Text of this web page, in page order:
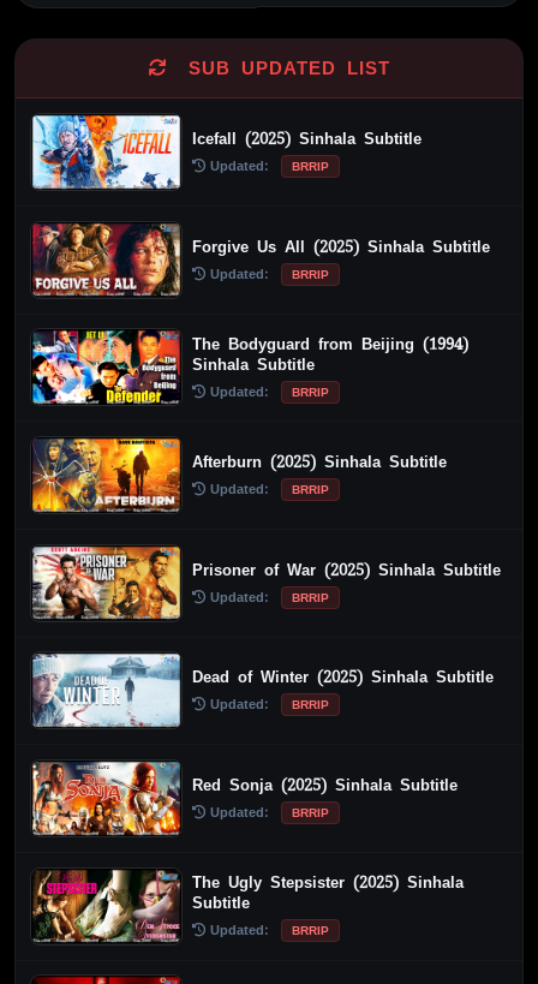
SUB UPDATED LIST
Icefall (2025) Sinhala Subtitle
Updated: BRRIP
Forgive Us All (2025) Sinhala Subtitle
Updated: BRRIP
The Bodyguard from Beijing (1994)
Sinhala Subtitle
Updated: BRRIP
Afterburn (2025) Sinhala Subtitle
Updated: BRRIP
Prisoner of War (2025) Sinhala Subtitle
Updated: BRRIP
Dead of Winter (2025) Sinhala Subtitle
Updated: BRRIP
Red Sonja (2025) Sinhala Subtitle
Updated: BRRIP
The Ugly Stepsister (2025) Sinhala
Subtitle
Updated: BRRIP